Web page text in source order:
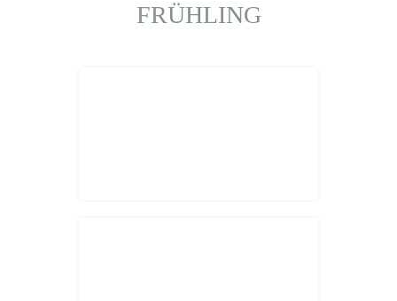
FRÜHLING